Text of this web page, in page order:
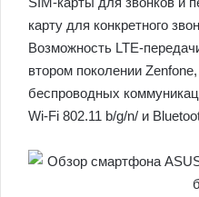
карту для конкретного
Возможность LTE-
втором поколении
беспроводных
Wi-Fi 802.11 b/g/n/ и